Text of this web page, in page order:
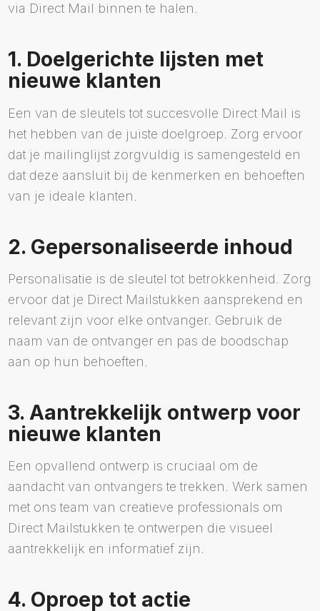
via Direct Mail binnen te halen.
1. Doelgerichte lijsten met
nieuwe klanten
Een van de sleutels tot succesvolle Direct Mail is
het hebben van de juiste doelgroep. Zorg ervoor
dat je mailinglijst zorgvuldig is samengesteld en
dat deze aansluit bij de kenmerken en behoeften
van je ideale klanten.
2. Gepersonaliseerde inhoud
Personalisatie is de sleutel tot betrokkenheid. Zorg
ervoor dat je Direct Mailstukken aansprekend en
relevant zijn voor elke ontvanger. Gebruik de
naam van de ontvanger en pas de boodschap
aan op hun behoeften.
3. Aantrekkelijk ontwerp voor
nieuwe klanten
Een opvallend ontwerp is cruciaal om de
aandacht van ontvangers te trekken. Werk samen
met ons team van creatieve professionals om
Direct Mailstukken te ontwerpen die visueel
aantrekkelijk en informatief zijn.
4. Oproep tot actie